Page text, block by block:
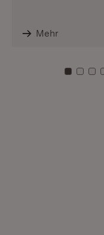
Mehr
ZuZu